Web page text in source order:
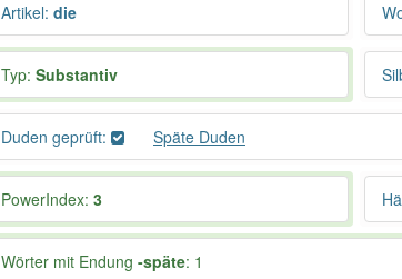
Artikel: die
Typ: Substantiv
Duden geprüft: Späte Duden
PowerIndex: 3
Wörter mit Endung -späte: 1